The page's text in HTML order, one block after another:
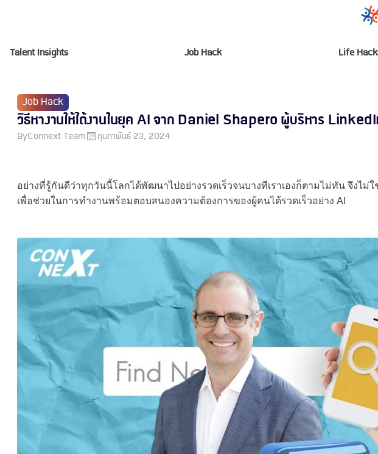
Talent Insights Job Hack Life
Job Hack
วิธีหางานให้ได้งานในยุค AI จาก Daniel Shapero ผู้บริหาร
ByConnext Team กุมภาพันธ์ 23, 2024
อย่างที่รู้กันดีว่าทุกวันนี้โลกได้พัฒนาไปอย่างรวดเร็วจนบางทีเราเองก็ตามไม่ทัน จึงไ
เพื่อช่วยในการทำงานพร้อมตอบสนองความต้องการของผู้คนได้รวดเร็วอย่าง AI